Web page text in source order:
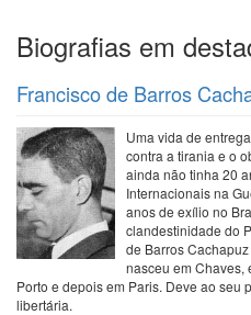
Biografias em
Francisco de Barros
Uma vida de
contra a tirania e o
ainda não tinha 20
Internacionais na
anos de exílio no
clandestinidade do
de Barros
nasceu em Chaves,
Porto e depois em Paris. Deve ao seu
libertária.